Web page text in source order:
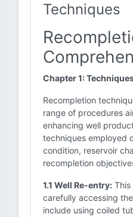
Techniques
Chapter 1:
Recompletion
range of procedures
enhancing well
techniques employed
condition, reservoir
recompletion
1.1 Well Re-entry: This
carefully accessing
include using coiled